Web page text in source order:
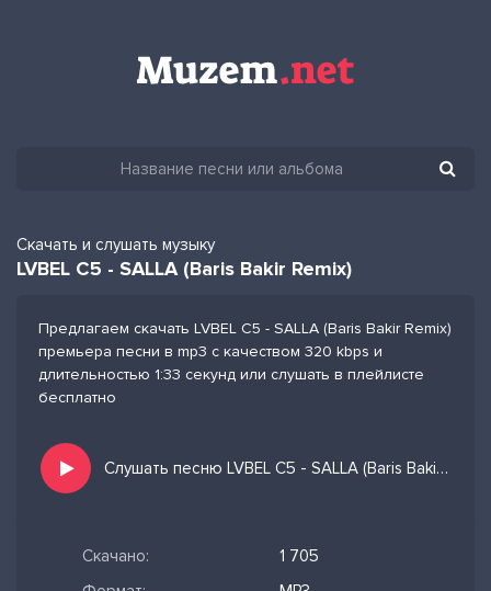
Скачать и слушать музыку
LVBEL C5 - SALLA (Baris Bakir Remix)
Предлагаем скачать LVBEL C5 - SALLA (Baris Bakir Remix)
премьера песни в mp3 с качеством 320 kbps и
длительностью 1:33 секунд или слушать в плейлисте
бесплатно
Слушать песню LVBEL C5 - SALLA (Baris Bakir Remix) и добавить в избранных
Скачано:
1 705